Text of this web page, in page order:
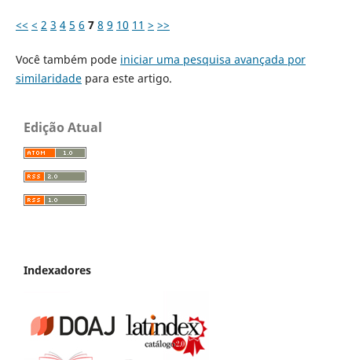
<< < 2 3 4 5 6 7 8 9 10 11 > >>
Você também pode iniciar uma pesquisa avançada por
similaridadepara este artigo.
Edição Atual
Indexadores